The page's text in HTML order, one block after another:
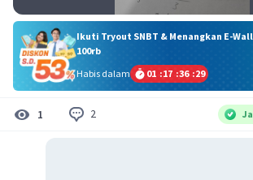
Ikuti Tryout SNBT & Menangkan E-
100rb
Habis dalam
01 :17 :36 :29
1 2